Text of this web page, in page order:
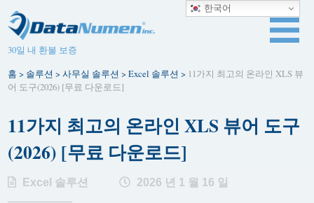
30일 내 환불 보증
홈 > 솔루션 >사무실 솔루션 >Excel 솔루션 > 11가지 최고의 온라인 XLS 뷰
어 도구(2026) [무료 다운로드]
11가지 최고의 온라인 XLS 뷰어 도구
(2026) [무료 다운로드]
Excel 솔루션 2026 년 1 월 16 일
한국어